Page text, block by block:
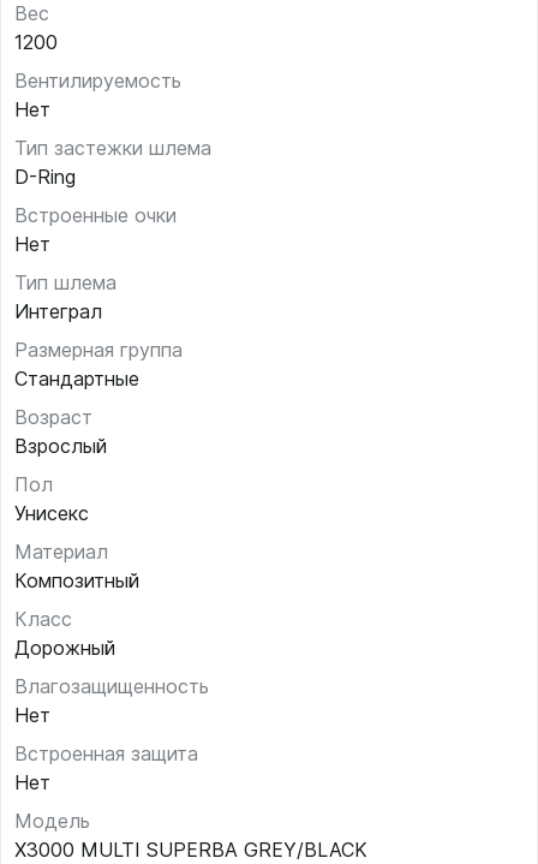
Вес
1200
Вентилируемость
Нет
Тип застежки шлема
D-Ring
Встроенные очки
Нет
Тип шлема
Интеграл
Размерная группа
Стандартные
Возраст
Взрослый
Пол
Унисекс
Материал
Композитный
Класс
Дорожный
Влагозащищенность
Нет
Встроенная защита
Нет
Модель
X3000 MULTI SUPERBA GREY/BLACK